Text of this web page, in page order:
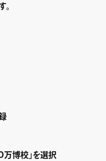
。
万博校」を選択